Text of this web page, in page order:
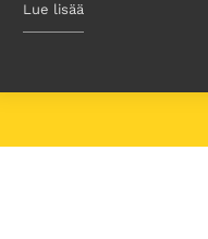
Lue lisää